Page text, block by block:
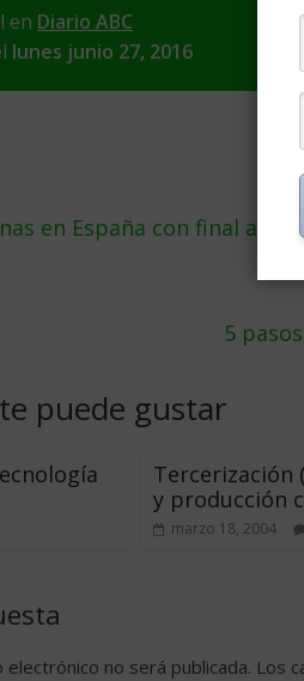
en Diario ABC
lunes junio 27, 2016
en España con final
5
puede gustar
Tercerización
y producción
marzo 18, 2004
no será publicada. Los